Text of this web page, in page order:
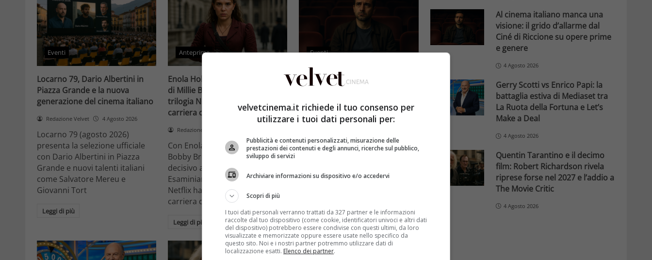
Eventi
Locarno 79, Dario Albertini in
Piazza Grande e la nuova
generazione del cinema italiano
Redazione Velvet 4 Agosto 2026
Locarno 79 (agosto 2026)
presenta la selezione ufficiale
con Dario Albertini in Piazza
Grande e nuovi talenti italiani
come Salvatore Mereu e
Giovanni Tort
Leggi di più
Anteprime
Enola Holmes 3 e il grande salto
di Millie Bobby Brown: come la
trilogia Netflix ha stravolto la
carriera di una star
Redazione Velvet
Con Enola Holmes 3, Millie
Bobby Brown compie un salto
decisivo a Hollywood.
Esaminiamo come la trilogia
Netflix ha trasformato la sua
carriera da attrice
Leggi di più
Eventi
Al cinema italiano manca una
Ciné di Riccione su opere prime
e genere
Il cinema italiano opere prime
ricambio generazionale e
Leggi di più
Al cinema italiano manca una
visione: il grido d’allarme dal
Ciné di Riccione su opere prime
e genere
4 Agosto 2026
Gerry Scotti vs Enrico Papi: la
battaglia estiva di Mediaset tra
La Ruota della Fortuna e Let’s
Make a Deal
4 Agosto 2026
Quentin Tarantino e il decimo
film: Robert Richardson rivela
riprese forse nel 2027 e l’addio a
The Movie Critic
4 Agosto 2026
velvetcinema.it richiede il tuo consenso per
utilizzare i tuoi dati personali per:
Pubblicità e contenuti personalizzati, misurazione delle
prestazioni dei contenuti e degli annunci, ricerche sul pubblico,
sviluppo di servizi
Archiviare informazioni su dispositivo e/o accedervi
Scopri di più
I tuoi dati personali verranno trattati da 327 partner e le informazioni
raccolte dal tuo dispositivo (come cookie, identificatori univoci e altri dati
del dispositivo) potrebbero essere condivise con questi ultimi, da loro
visualizzate e memorizzate oppure essere usate nello specifico da
questo sito. Noi e i nostri partner potremmo utilizzare dati di
localizzazione esatti. Elenco dei partner.